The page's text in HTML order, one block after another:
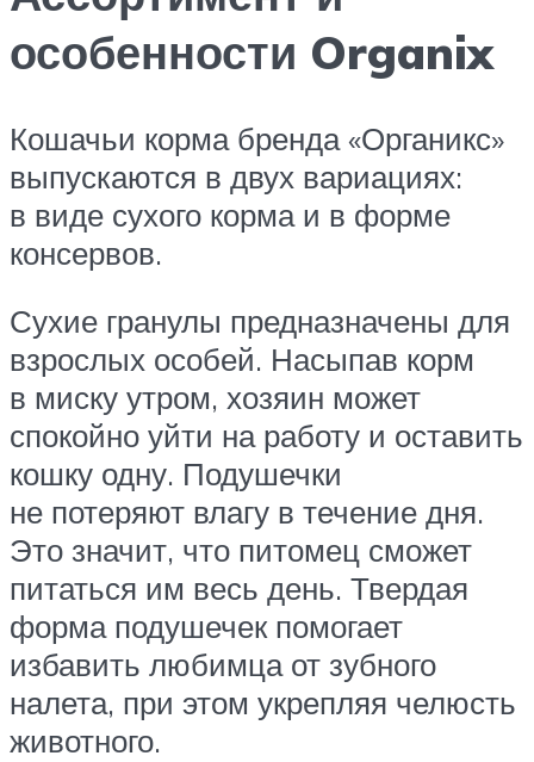
особенности Organix
Кошачьи корма бренда «Органикс»
выпускаются в двух вариациях:
в виде сухого корма и в форме
консервов.
Сухие гранулы предназначены для
взрослых особей. Насыпав корм
в миску утром, хозяин может
спокойно уйти на работу и оставить
кошку одну. Подушечки
не потеряют влагу в течение дня.
Это значит, что питомец сможет
питаться им весь день. Твердая
форма подушечек помогает
избавить любимца от зубного
налета, при этом укрепляя челюсть
животного.